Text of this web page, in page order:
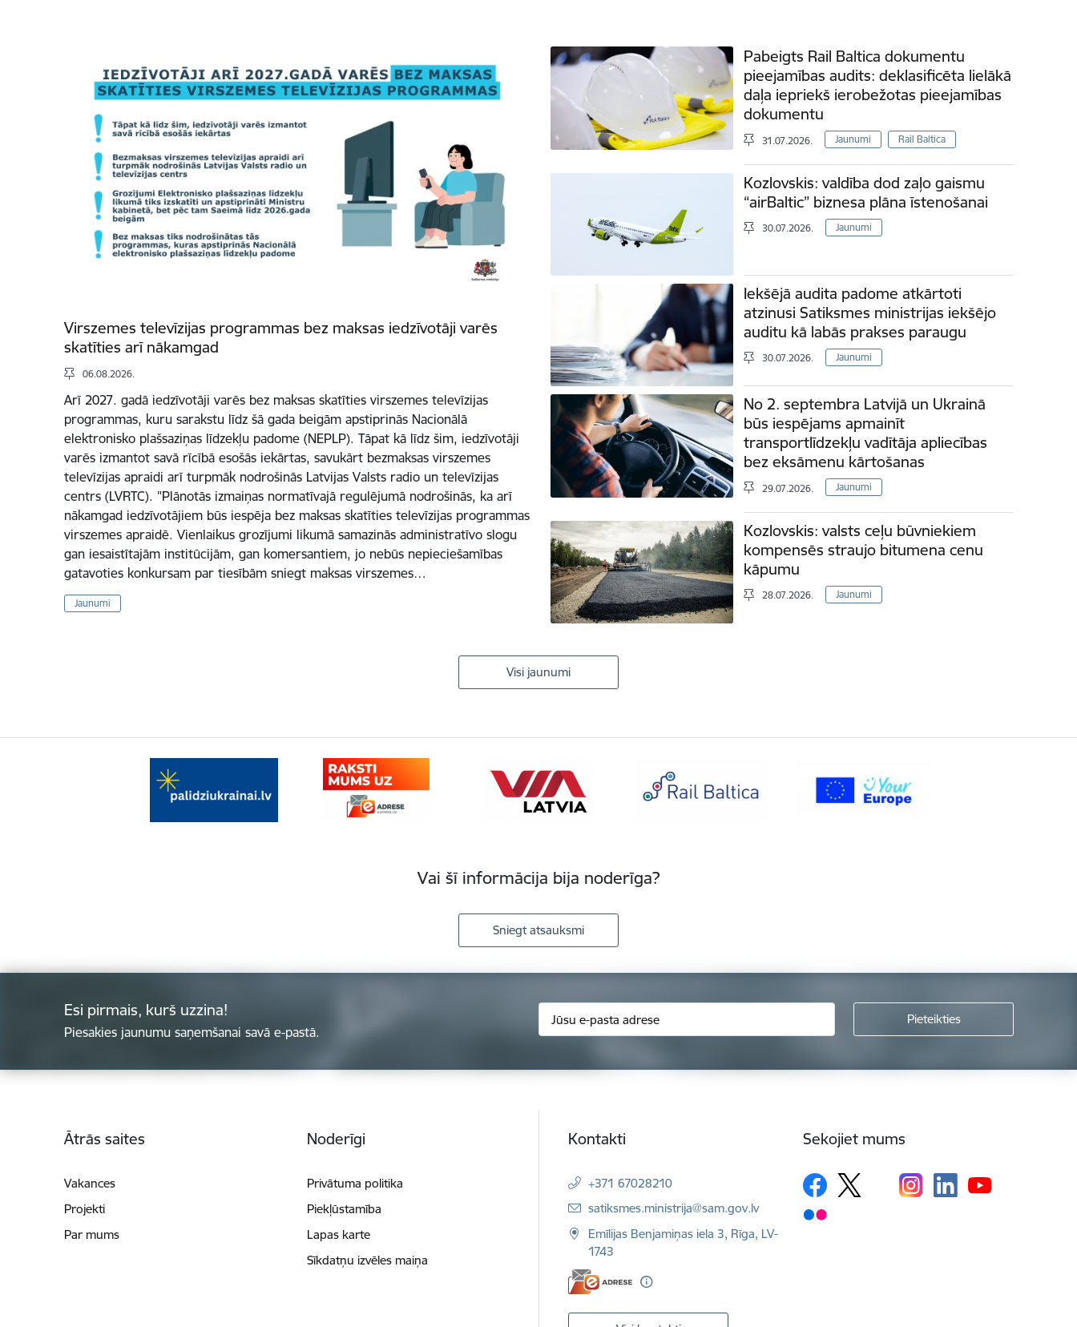
Virszemes televīzijas programmas bez maksas iedzīvotāji varēs
skatīties arī nākamgad
06.08.2026.
Arī 2027. gadā iedzīvotāji varēs bez maksas skatīties virszemes televīzijas
programmas, kuru sarakstu līdz šā gada beigām apstiprinās Nacionālā
elektronisko plašsaziņas līdzekļu padome (NEPLP). Tāpat kā līdz šim, iedzīvotāji
varēs izmantot savā rīcībā esošās iekārtas, savukārt bezmaksas virszemes
televīzijas apraidi arī turpmāk nodrošinās Latvijas Valsts radio un televīzijas
centrs (LVRTC). "Plānotās izmaiņas normatīvajā regulējumā nodrošinās, ka arī
nākamgad iedzīvotājiem būs iespēja bez maksas skatīties televīzijas programmas
virszemes apraidē. Vienlaikus grozījumi likumā samazinās administratīvo slogu
gan iesaistītajām institūcijām, gan komersantiem, jo nebūs nepieciešamības
gatavoties konkursam par tiesībām sniegt maksas virszemes…
Jaunumi
Pabeigts Rail Baltica dokumentu
pieejamības audits: deklasificēta lielākā
daļa iepriekš ierobežotas pieejamības
dokumentu
31.07.2026. Jaunumi Rail Baltica
Kozlovskis: valdība dod zaļo gaismu
“airBaltic” biznesa plāna īstenošanai
30.07.2026. Jaunumi
Iekšējā audita padome atkārtoti
atzinusi Satiksmes ministrijas iekšējo
auditu kā labās prakses paraugu
30.07.2026. Jaunumi
No 2. septembra Latvijā un Ukrainā
būs iespējams apmainīt
transportlīdzekļu vadītāja apliecības
bez eksāmenu kārtošanas
29.07.2026. Jaunumi
Kozlovskis: valsts ceļu būvniekiem
kompensēs straujo bitumena cenu
kāpumu
28.07.2026. Jaunumi
Visi jaunumi
Vai šī informācija bija noderīga?
Sniegt atsauksmi
Esi pirmais, kurš uzzina!
Piesakies jaunumu saņemšanai savā e-pastā.
Ātrās saites
Vakances
Projekti
Par mums
Noderīgi
Privātuma politika
Piekļūstamība
Lapas karte
Sīkdatņu izvēles maiņa
Kontakti
+371 67028210
E-pasts:
satiksmes.ministrija@sam.gov.lv
Emīlijas Benjamiņas iela 3, Rīga, LV-
1743
Sekojiet mums